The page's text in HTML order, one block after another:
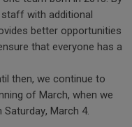
with additional
better opportunities
that everyone has a
then, we continue to
of March, when we
March 4.